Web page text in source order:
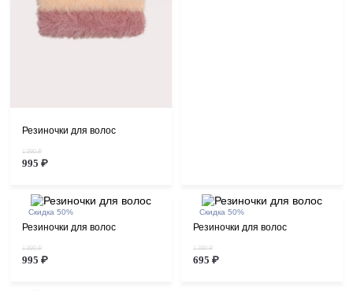
Резиночки для волос
1 990 ₽
995 ₽
Скидка 50%
Резиночки для волос
1 990 ₽
995 ₽
Скидка 50%
Резиночки для волос
1 390 ₽
695 ₽